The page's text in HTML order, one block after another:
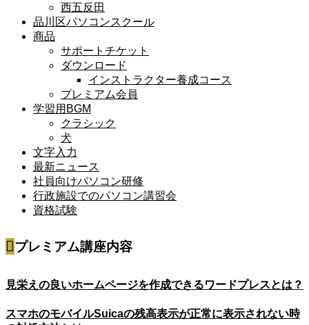
西五反田
品川区パソコンスクール
商品
サポートチケット
ダウンロード
インストラクター養成コース
プレミアム会員
学習用BGM
クラシック
犬
文字入力
最新ニュース
社員向けパソコン研修
行政施設でのパソコン講習会
資格試験
プレミアム講座内容
見栄えの良いホームページを作成できるワードプレスとは？
スマホのモバイルSuicaの残高表示が正常に表示されない時